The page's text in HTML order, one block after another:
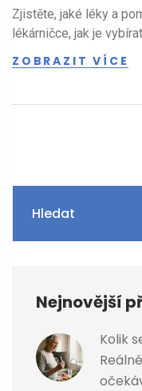
Zjistěte, jaké léky a
lékárničce, jak je
ZOBRAZIT VÍCE
Hledat
Nejnovější
Kolik